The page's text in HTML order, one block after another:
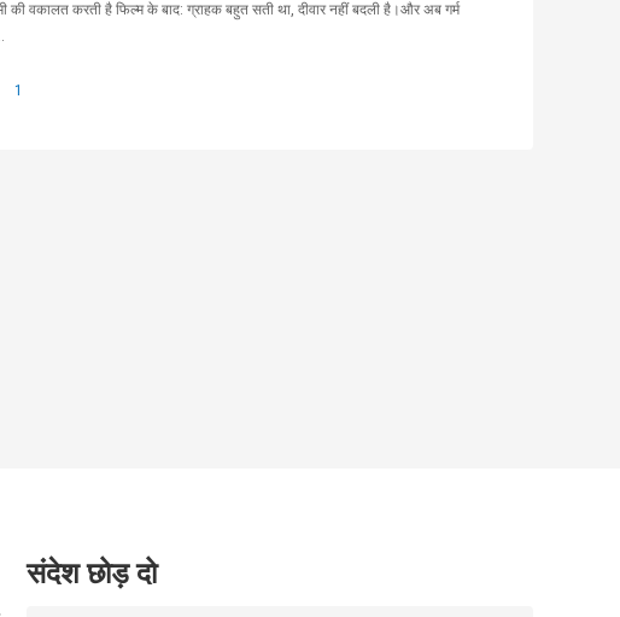
की वकालत करती है फिल्म के बाद: ग्राहक बहुत सती था, दीवार नहीं बदली है।और अब गर्म
1
संदेश छोड़ दो